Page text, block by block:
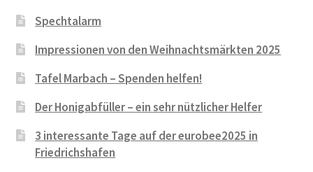
Spechtalarm
Impressionen von den Weihnachtsmärkten 2025
Tafel Marbach – Spenden helfen!
Der Honigabfüller – ein sehr nützlicher Helfer
3 interessante Tage auf der eurobee2025 in
Friedrichshafen